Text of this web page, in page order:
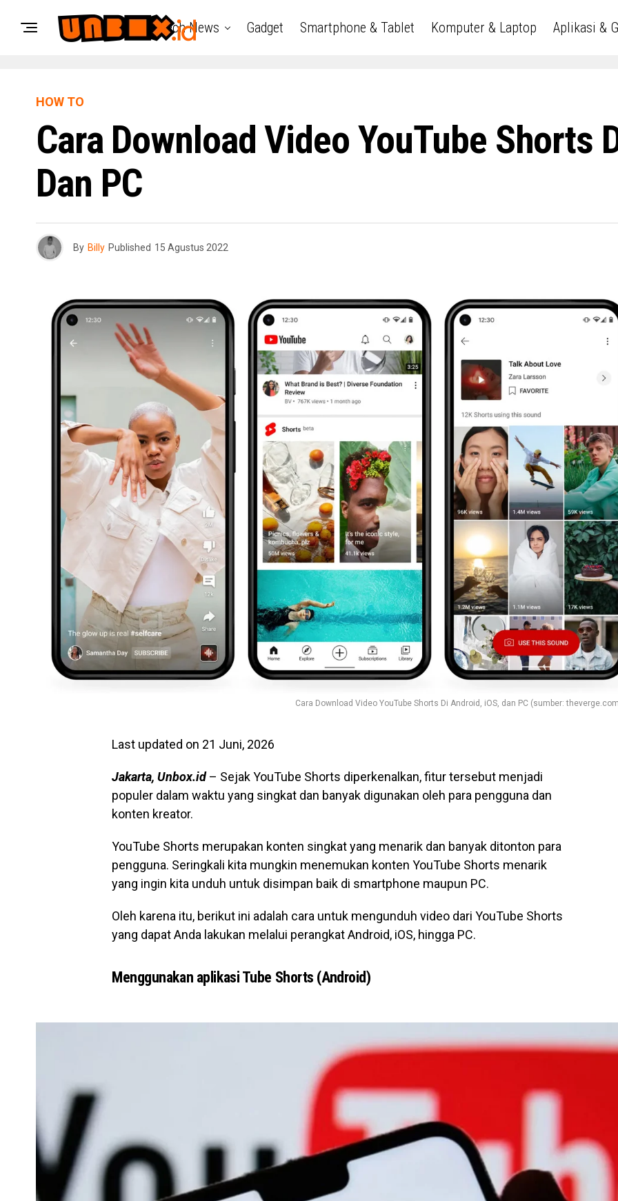
Tech News Gadget Smartphone & Tablet Komputer & Laptop Aplikasi &
HOW TO
Cara Download Video YouTube Shorts
Dan PC
By Billy Published 15 Agustus 2022
Cara Download Video YouTube Shorts Di Android, iOS, dan PC (sumber:
Last updated on 21 Juni, 2026
Jakarta, Unbox.id– Sejak YouTube Shorts diperkenalkan, fitur tersebut menjadi
populer dalam waktu yang singkat dan banyak digunakan oleh para pengguna dan
konten kreator.
YouTube Shorts merupakan konten singkat yang menarik dan banyak ditonton para
pengguna. Seringkali kita mungkin menemukan konten YouTube Shorts menarik
yang ingin kita unduh untuk disimpan baik di smartphone maupun PC.
Oleh karena itu, berikut ini adalah cara untuk mengunduh video dari YouTube Shorts
yang dapat Anda lakukan melalui perangkat Android, iOS, hingga PC.
Menggunakan aplikasi Tube Shorts (Android)